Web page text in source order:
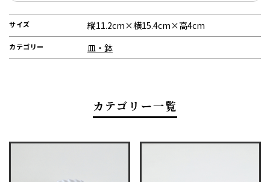
サイズ 縦11.2cm×横15.4cm×高4cm
カテゴリー 皿・鉢
カテゴリー一覧